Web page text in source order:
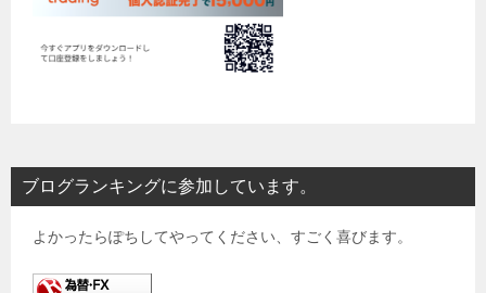
ブログランキングに参加しています。
よかったらぽちしてやってください、すごく喜びます。